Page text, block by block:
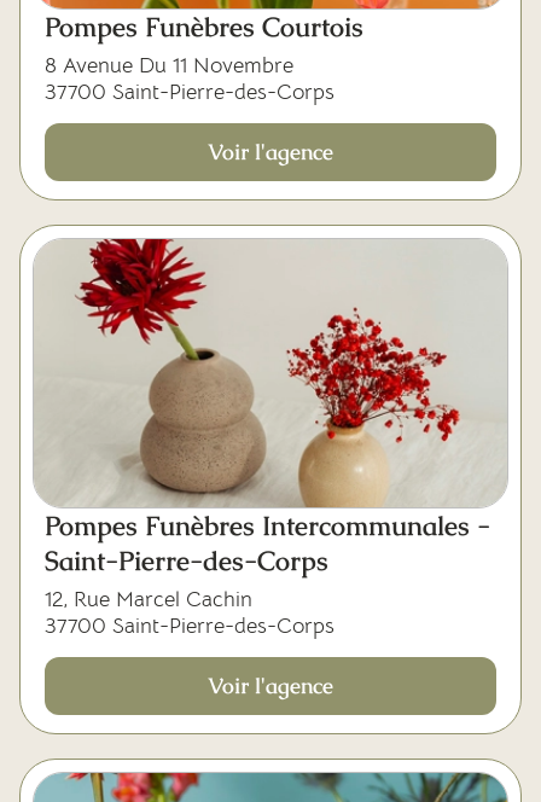
Pompes Funèbres Courtois
8 Avenue Du 11 Novembre
37700 Saint-Pierre-des-Corps
Voir l'agence
Pompes Funèbres Intercommunales -
Saint-Pierre-des-Corps
12, Rue Marcel Cachin
37700 Saint-Pierre-des-Corps
Voir l'agence